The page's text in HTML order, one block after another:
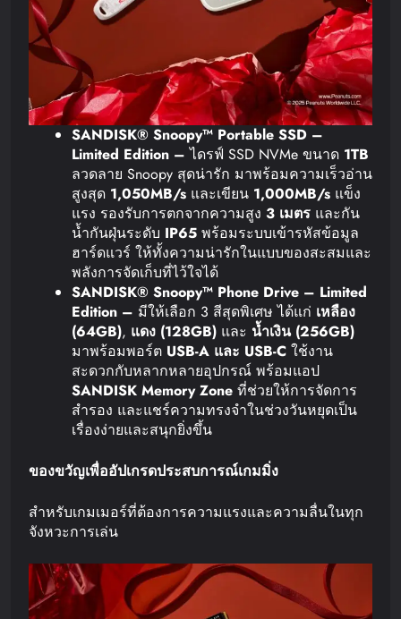
SANDISK® Snoopy™ Portable SSD –
Limited Edition –ไดรฟ์ SSD NVMe ขนาด 1TB
ลวดลาย Snoopy สุดน่ารัก มาพร้อมความเร็วอ่าน
สูงสุด 1,050MB/s และเขียน 1,000MB/s แข็ง
แรง รองรับการตกจากความสูง 3 เมตร และกัน
น้ำกันฝุ่นระดับ IP65 พร้อมระบบเข้ารหัสข้อมูล
ฮาร์ดแวร์ ให้ทั้งความน่ารักในแบบของสะสมและ
พลังการจัดเก็บที่ไว้ใจได้
SANDISK® Snoopy™ Phone Drive – Limited
Edition – มีให้เลือก 3 สีสุดพิเศษ ได้แก่ เหลือง
(64GB), แดง (128GB) และ น้ำเงิน(256GB)
มาพร้อมพอร์ต USB-A และ USB-C ใช้งาน
สะดวกกับหลากหลายอุปกรณ์ พร้อมแอป
SANDISK Memory Zone ที่ช่วยให้การจัดการ
สำรอง และแชร์ความทรงจำในช่วงวันหยุดเป็น
เรื่องง่ายและสนุกยิ่งขึ้น
ของขวัญเพื่ออัปเกรดประสบการณ์เกมมิ่ง
สำหรับเกมเมอร์ที่ต้องการความแรงและความลื่นในทุก
จังหวะการเล่น